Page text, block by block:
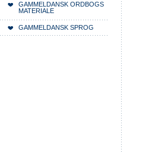
GAMMELDANSK ORDBOGS
MATERIALE
GAMMELDANSK SPROG